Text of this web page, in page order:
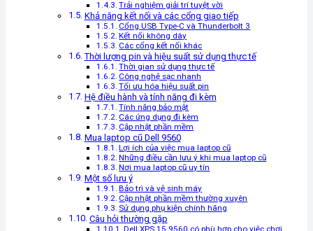
Trải nghiệm giải trí tuyệt vời
Khả năng kết nối và các cổng giao tiếp
Cổng USB Type-C và Thunderbolt 3
Kết nối không dây
Các cổng kết nối khác
Thời lượng pin và hiệu suất sử dụng thực tế
Thời gian sử dụng thực tế
Công nghệ sạc nhanh
Tối ưu hóa hiệu suất pin
Hệ điều hành và tính năng đi kèm
Tính năng bảo mật
Các ứng dụng đi kèm
Cập nhật phần mềm
Mua laptop cũ Dell 9560
Lợi ích của việc mua laptop cũ
Những điều cần lưu ý khi mua laptop cũ
Nơi mua laptop cũ uy tín
Một số lưu ý
Bảo trì và vệ sinh máy
Cập nhật phần mềm thường xuyên
Sử dụng phụ kiện chính hãng
Câu hỏi thường gặp
Dell XPS 15 9560 có phù hợp cho việc chơi